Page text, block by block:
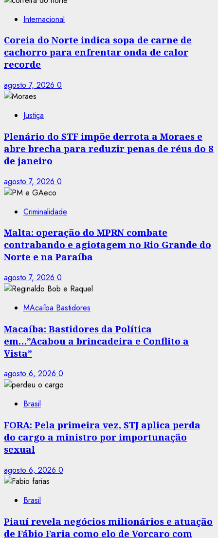
Internacional
Coreia do Norte indica sopa de carne de
cachorro para enfrentar onda de calor
recorde
agosto 7, 2026 0
Justiça
Plenário do STF impõe derrota a Moraes e
abre brecha para reduzir penas de réus do 8
de janeiro
agosto 7, 2026 0
Criminalidade
Malta: operação do MPRN combate
contrabando e agiotagem no Rio Grande do
Norte e na Paraíba
agosto 7, 2026 0
MAcaíba Bastidores
Macaíba: Bastidores da Política
em…”Acabou a brincadeira e Conflito a
Vista”
agosto 6, 2026 0
Brasil
FORA: Pela primeira vez, STJ aplica perda
do cargo a ministro por importunação
sexual
agosto 6, 2026 0
Brasil
Piauí revela negócios milionários e atuação
de Fábio Faria como elo de Vorcaro com